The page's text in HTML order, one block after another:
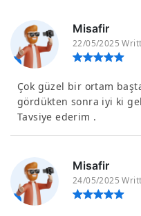
Misafir
22/05/2025
Çok güzel bir ortam
gördükten sonra iyi ki
Tavsiye ederim .
Misafir
24/05/2025